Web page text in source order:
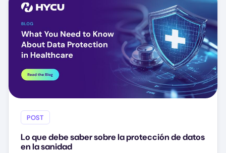
POST
Lo que debe saber sobre la protección de datos
en la sanidad